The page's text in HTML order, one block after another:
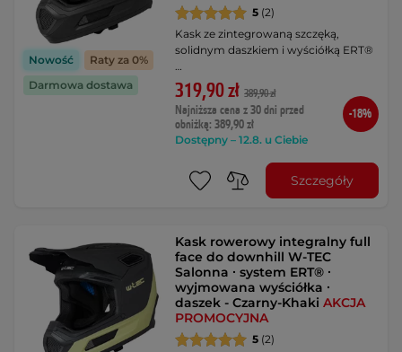
Nowość
Raty za 0%
Darmowa dostawa
5 (2)
Kask ze zintegrowaną szczęką,
solidnym daszkiem i wyściółką ERT®
…
319,90 zł 389,90 zł
Najniższa cena z 30 dni przed
obniżką: 389,90 zł
Dostępny – 12.8. u Ciebie
-18%
Szczegóły
Kask rowerowy integralny full
face do downhill W-TEC
Salonna ∙ system ERT® ∙
wyjmowana wyściółka ∙
daszek - Czarny-KhakiAKCJA
PROMOCYJNA
5 (2)